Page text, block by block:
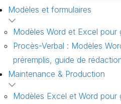
Modèles et formulaires
Modèles Word et Excel pour
Procès-Verbal : Modèles
préremplis, guide de
Maintenance & Production
Modèles Excel et Word pour